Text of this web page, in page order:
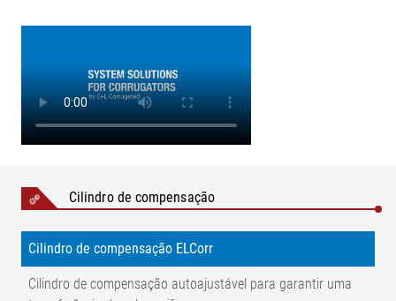
Cilindro de compensação
Cilindro de compensação ELCorr
Cilindro de compensação autoajustável para garantir uma